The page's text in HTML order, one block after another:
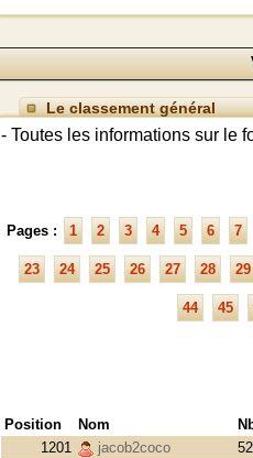
Le classement général
- Toutes les informations sur le
Pages : 1 2 3 4 5 6 7
23 24 25 26 27 28 29
44 45
Position Nom
1201
jacob2coco